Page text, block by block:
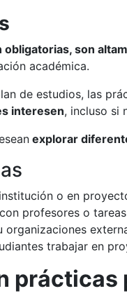
obligatorias, son
académica.
de estudios, las
interesen, incluso si
explorar
o en
profesores o
organizaciones
trabajar en
prácticas